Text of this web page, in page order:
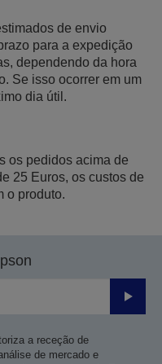
de envio
para a expedição
dependendo da hora
Se isso ocorrer em um
dia útil.
os pedidos acima de
25 Euros, os custos de
o produto.
Enviar
a receção de
de mercado e